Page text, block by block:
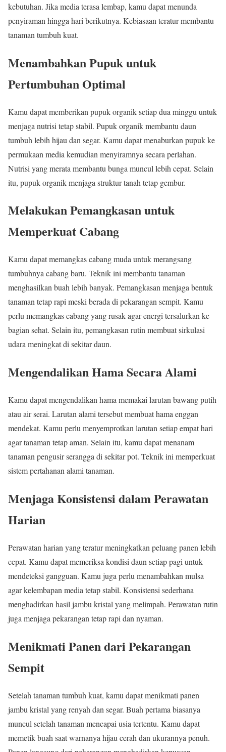
kebutuhan. Jika media terasa lembap, kamu dapat menunda
penyiraman hingga hari berikutnya. Kebiasaan teratur membantu
tanaman tumbuh kuat.
Menambahkan Pupuk untuk
Pertumbuhan Optimal
Kamu dapat memberikan pupuk organik setiap dua minggu untuk
menjaga nutrisi tetap stabil. Pupuk organik membantu daun
tumbuh lebih hijau dan segar. Kamu dapat menaburkan pupuk ke
permukaan media kemudian menyiramnya secara perlahan.
Nutrisi yang merata membantu bunga muncul lebih cepat. Selain
itu, pupuk organik menjaga struktur tanah tetap gembur.
Melakukan Pemangkasan untuk
Memperkuat Cabang
Kamu dapat memangkas cabang muda untuk merangsang
tumbuhnya cabang baru. Teknik ini membantu tanaman
menghasilkan buah lebih banyak. Pemangkasan menjaga bentuk
tanaman tetap rapi meski berada di pekarangan sempit. Kamu
perlu memangkas cabang yang rusak agar energi tersalurkan ke
bagian sehat. Selain itu, pemangkasan rutin membuat sirkulasi
udara meningkat di sekitar daun.
Mengendalikan Hama Secara Alami
Kamu dapat mengendalikan hama memakai larutan bawang putih
atau air serai. Larutan alami tersebut membuat hama enggan
mendekat. Kamu perlu menyemprotkan larutan setiap empat hari
agar tanaman tetap aman. Selain itu, kamu dapat menanam
tanaman pengusir serangga di sekitar pot. Teknik ini memperkuat
sistem pertahanan alami tanaman.
Menjaga Konsistensi dalam Perawatan
Harian
Perawatan harian yang teratur meningkatkan peluang panen lebih
cepat. Kamu dapat memeriksa kondisi daun setiap pagi untuk
mendeteksi gangguan. Kamu juga perlu menambahkan mulsa
agar kelembapan media tetap stabil. Konsistensi sederhana
menghadirkan hasil jambu kristal yang melimpah. Perawatan rutin
juga menjaga pekarangan tetap rapi dan nyaman.
Menikmati Panen dari Pekarangan
Sempit
Setelah tanaman tumbuh kuat, kamu dapat menikmati panen
jambu kristal yang renyah dan segar. Buah pertama biasanya
muncul setelah tanaman mencapai usia tertentu. Kamu dapat
memetik buah saat warnanya hijau cerah dan ukurannya penuh.